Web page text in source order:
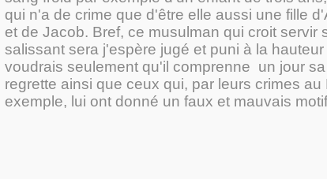
qui n'a de crime que d'être elle aussi une fille
et de Jacob. Bref, ce musulman qui croit servir
salissant sera j'espère jugé et puni à la
voudrais seulement qu'il comprenne un jour
regrette ainsi que ceux qui, par leurs crimes
exemple, lui ont donné un faux et mauvais